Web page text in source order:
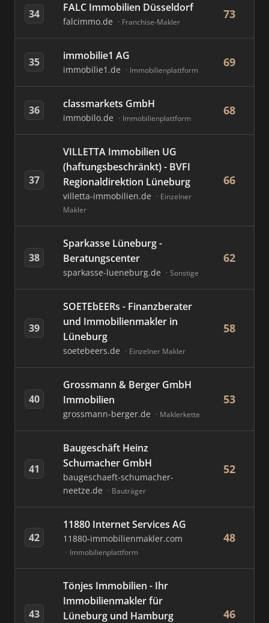
34 FALC Immobilien Düsseldorf
falcimmo.de Franchise-Makler
73
35 immobilie1 AG
immobilie1.de Immobilienplattform
69
36 classmarkets GmbH
immobilo.de Immobilienplattform
68
37
VILLETTA Immobilien UG
(haftungsbeschränkt) - BVFI
Regionaldirektion Lüneburg
villetta-immobilien.de
Einzelner
Makler
66
38
Sparkasse Lüneburg -
Beratungscenter
sparkasse-lueneburg.de Sonstige
62
39
SOETEbEERs - Finanzberater
und Immobilienmakler in
Lüneburg
soetebeers.de Einzelner Makler
58
40
Grossmann & Berger GmbH
Immobilien
grossmann-berger.de Maklerkette
53
41
Baugeschäft Heinz
Schumacher GmbH
baugeschaeft-schumacher-
neetze.de
Bauträger
52
42
11880 Internet Services AG
11880-immobilienmakler.com
Immobilienplattform
48
43
Tönjes Immobilien - Ihr
Immobilienmakler für
Lüneburg und Hamburg
46